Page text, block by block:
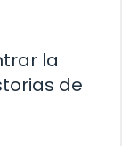
la
de